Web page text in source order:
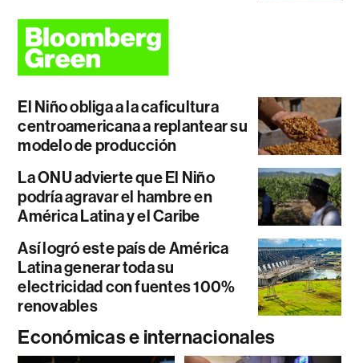
El Niño obliga a la caficultura
centroamericana a replantear su
modelo de producción
La ONU advierte que El Niño
podría agravar el hambre en
América Latina y el Caribe
Así logró este país de América
Latina generar toda su
electricidad con fuentes 100%
renovables
Económicas e internacionales